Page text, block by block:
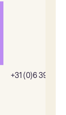
+31 (0)6